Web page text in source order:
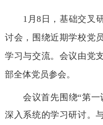
1 月8 日，基础交叉
讨会，围绕近期学校党
学习与交流。会议由党
部全体党员参会。
会议首先围绕“第
深入系统的学习研讨。